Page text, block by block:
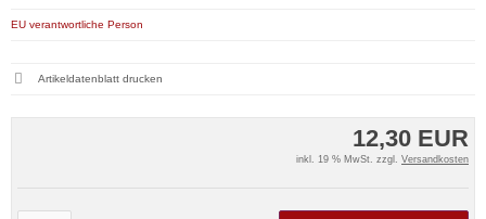
12,30 EUR
inkl. 19 % MwSt. zzgl. Versandkosten
EU verantwortliche Person
Artikeldatenblatt drucken